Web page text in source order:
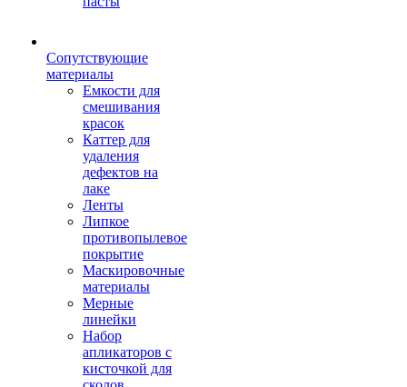
Сопутствующие
материалы
Емкости для
смешивания
красок
Каттер для
удаления
дефектов на
лаке
Ленты
Липкое
противопылевое
покрытие
Маскировочные
материалы
Мерные
линейки
Набор
апликаторов с
кисточкой для